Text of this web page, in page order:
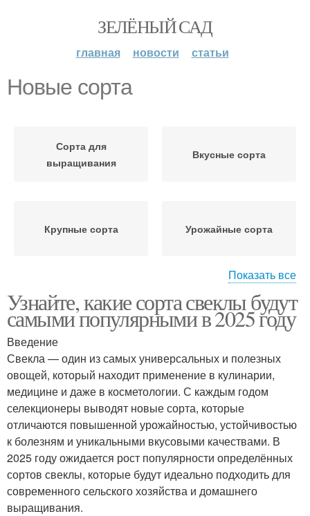
ЗЕЛЁНЫЙ САД
главная новости статьи
Новые сорта
Сорта для
выращивания
Вкусные сорта
Крупные сорта Урожайные сорта
Разные сорта Ранние сорта
Жароустойчивые сорта
Сорта для открытого
грунта
Немецкие сорта Сорта для сибири
Показать все
Узнайте, какие сорта свеклы будут
самыми популярными в 2025 году
Введение
Свекла — один из самых универсальных и полезных
овощей, который находит применение в кулинарии,
медицине и даже в косметологии. С каждым годом
селекционеры выводят новые сорта, которые
отличаются повышенной урожайностью, устойчивостью
к болезням и уникальными вкусовыми качествами. В
2025 году ожидается рост популярности определённых
сортов свеклы, которые будут идеально подходить для
современного сельского хозяйства и домашнего
выращивания.